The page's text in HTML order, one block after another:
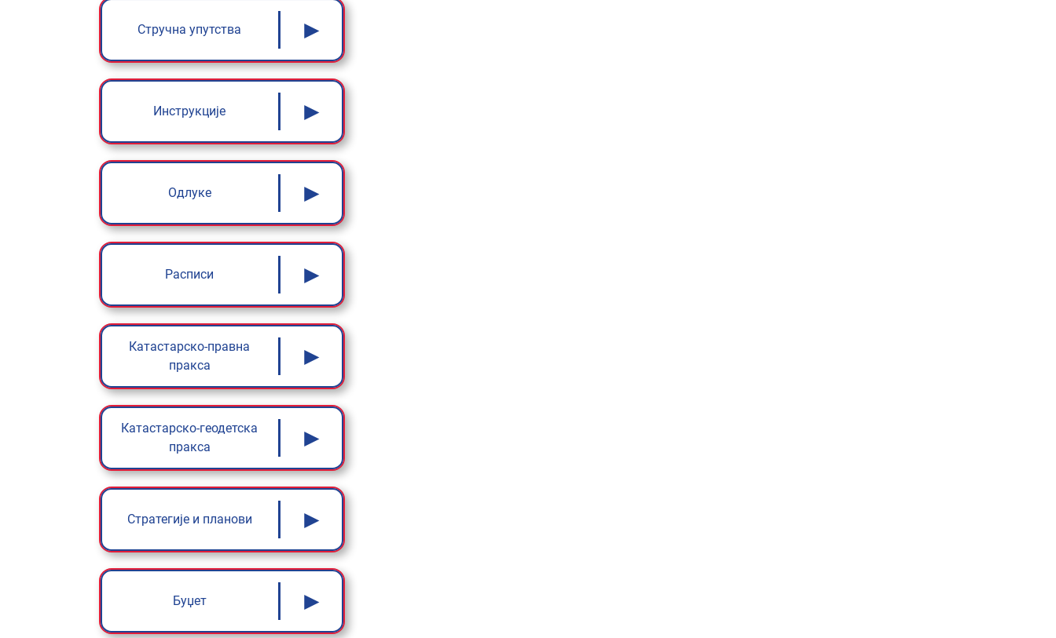
Стручна упутства ►
Инструкције ►
Одлуке ►
Расписи ►
Катастарско-правна
пракса
►
Катастарско-геодетска
пракса
►
Стратегије и планови ►
Буџет ►